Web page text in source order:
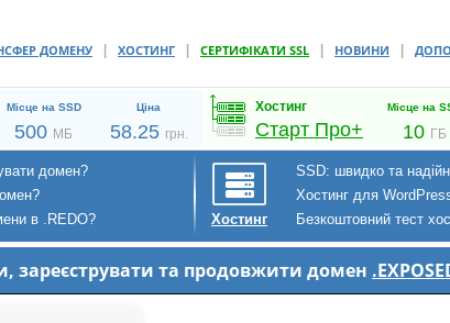
ДОМЕНУ | ХОСТИНГ | СЕРТИФІКАТИ SSL | НОВИНИ |
Місце на SSD Ціна
500 МБ 58.25 грн.
Хостинг
Старт Про+
Місце на
10 ГБ
домен?
в .REDO?
Хостинг
SSD: швидко та
Хостинг для
Безкоштовний тест
зареєструвати та продовжити домен